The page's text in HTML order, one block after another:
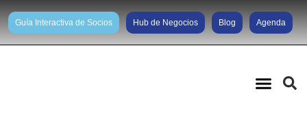
Guía Interactiva de Socios Hub de Negocios Blog Agenda